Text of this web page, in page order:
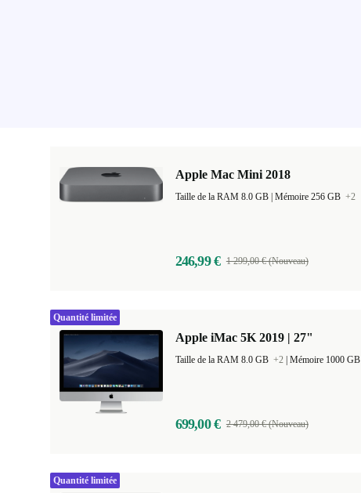
Apple Mac Mini 2018
Mémoire 256 GB +2
246,99 € 1 299,00 € (Nouveau)
Apple iMac 5K 2019 | 27"
Taille de la RAM 8.0 GB +2 Mémoire 1000 GB
699,00 € 2 479,00 € (Nouveau)
Quantité limitée
Quantité limitée